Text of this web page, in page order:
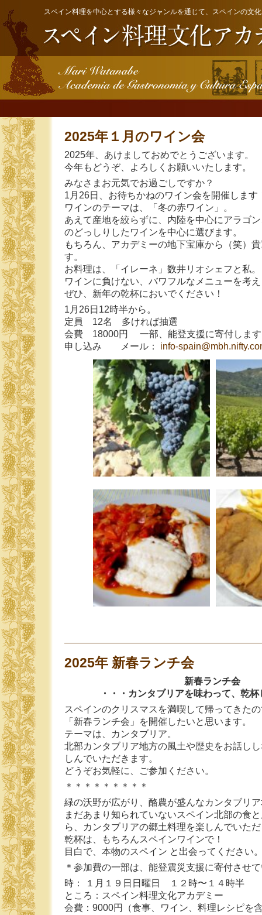
スペイン料理を中心とする様々なジャンルを通じて、スペインの文
2025年１月のワイン会
2025年、あけましておめでとうございます。
今年もどうぞ、よろしくお願いいたします。
みなさまお元気でお過ごしですか？
1月26日、お待ちかねのワイン会を開催します
ワインのテーマは、「冬の赤ワイン」。
あえて産地を絞らずに、内陸を中心にアラゴ
のどっしりしたワインを中心に選びます。
もちろん、アカデミーの地下宝庫から（笑）
す。
お料理は、「イレーネ」数井リオシェフと私。
ワインに負けない、バワフルなメニューを考
ぜひ、新年の乾杯においでください！
1月26日12時半から。
定員 12名 多ければ抽選
会費 18000円 一部、能登支援に寄付しま
申し込み メール： info-
2025年 新春ランチ会
新春ランチ会
・・・カンタブリアを味わって、乾
スペインのクリスマスを満喫して帰ってきた
「新春ランチ会」を開催したいと思います。
テーマは、カンタブリア。
北部カンタブリア地方の風土や歴史をお話し
しんでいただきます。
どうぞお気軽に、ご参加ください。
＊＊＊＊＊＊＊＊＊
緑の沃野が広がり、酪農が盛んなカンタブリ
まだあまり知られていないスペイン北部の食
ら、カンタブリアの郷土料理を楽しんでいた
乾杯は、もちろんスペインワインで！
目白で、本物のスペイン と出会ってください
＊参加費の一部は、能登震災支援に寄付させ
時： １月１９日日曜日 １２時〜１４時半
ところ：スペイン料理文化アカデミー
会費：9000円（食事、ワイン、料理レシピを